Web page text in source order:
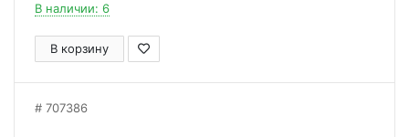
В наличии: 6
В корзину
707386